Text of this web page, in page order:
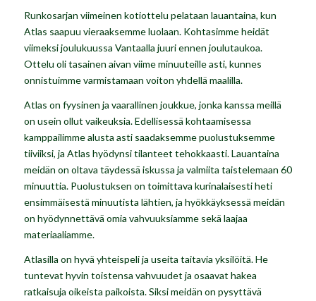
Runkosarjan viimeinen kotiottelu pelataan lauantaina, kun
Atlas saapuu vieraaksemme luolaan. Kohtasimme heidät
viimeksi joulukuussa Vantaalla juuri ennen joulutaukoa.
Ottelu oli tasainen aivan viime minuuteille asti, kunnes
onnistuimme varmistamaan voiton yhdellä maalilla.
Atlas on fyysinen ja vaarallinen joukkue, jonka kanssa meillä
on usein ollut vaikeuksia. Edellisessä kohtaamisessa
kamppailimme alusta asti saadaksemme puolustuksemme
tiiviiksi, ja Atlas hyödynsi tilanteet tehokkaasti. Lauantaina
meidän on oltava täydessä iskussa ja valmiita taistelemaan 60
minuuttia. Puolustuksen on toimittava kurinalaisesti heti
ensimmäisestä minuutista lähtien, ja hyökkäyksessä meidän
on hyödynnettävä omia vahvuuksiamme sekä laajaa
materiaaliamme.
Atlasilla on hyvä yhteispeli ja useita taitavia yksilöitä. He
tuntevat hyvin toistensa vahvuudet ja osaavat hakea
ratkaisuja oikeista paikoista. Siksi meidän on pysyttävä